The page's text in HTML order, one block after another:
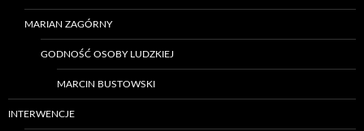
MARIAN ZAGÓRNY
GODNOŚĆ OSOBY LUDZKIEJ
MARCIN BUSTOWSKI
INTERWENCJE